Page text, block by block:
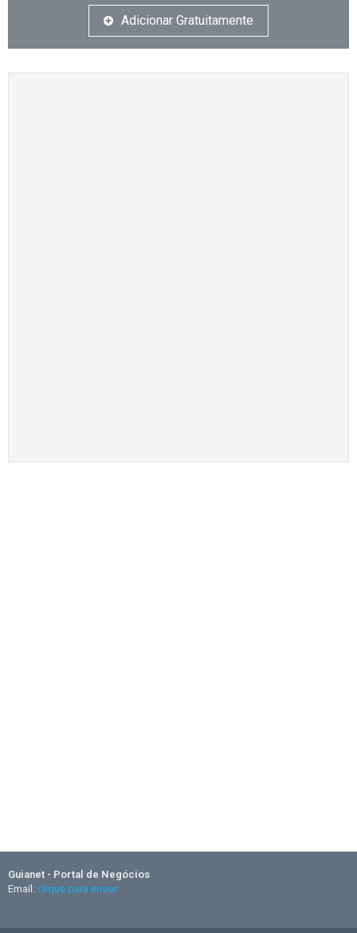
Adicionar Gratuitamente
Guianet - Portal de Negócios
Email: clique para enviar